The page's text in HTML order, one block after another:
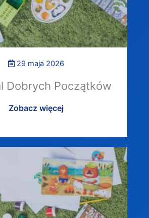
29 maja 2026
Dobrych Początków
Zobacz więcej